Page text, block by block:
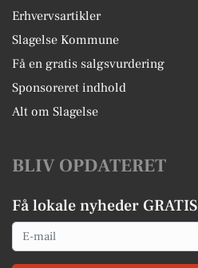
Erhvervsartikler
Slagelse Kommune
Få en gratis salgsvurdering
Sponsoreret indhold
Alt om Slagelse
BLIV OPDATERET
Få lokale nyheder GRATIS
Email